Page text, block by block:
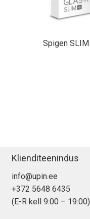
Spigen
Klienditeenindus
info@upin.ee
+372 5648 6435
(E-R kell 9:00 – 19:00)